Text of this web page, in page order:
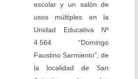
escolar y un salón de
usos múltiples en la
Unidad Educativa Nº
4.564 “Domingo
Faustino Sarmiento”, de
la localidad de San